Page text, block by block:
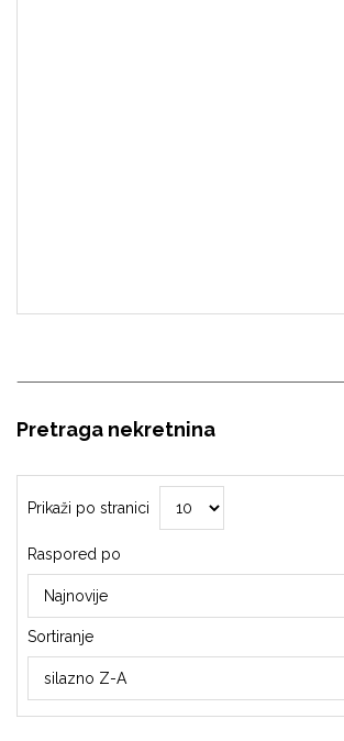
Pretraga nekretnina
Prikaži po stranici
Raspored po
Sortiranje